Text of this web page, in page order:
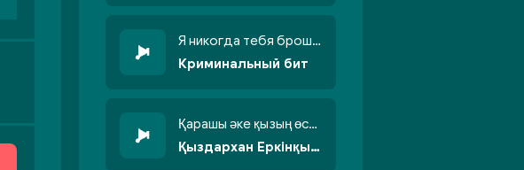
Я никогда тебя брошу никогда не кину
Криминальный бит
Қарашы әке қызың өсті бойжеттіп
Қыздархан Еркінқызы